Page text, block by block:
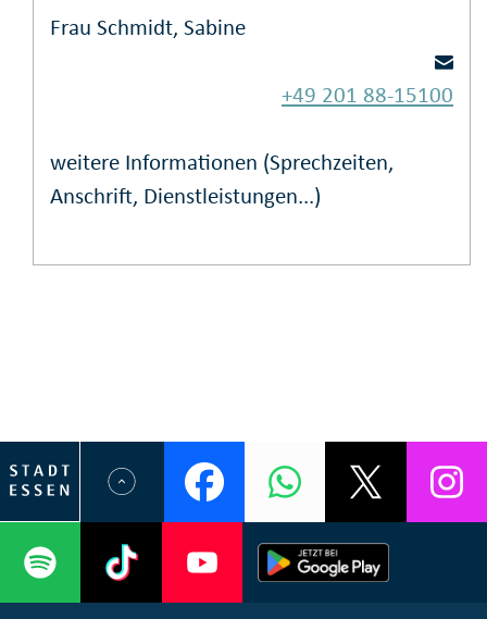
Frau Schmidt, Sabine
+49 201 88-15100
weitere Informationen (Sprechzeiten,
Anschrift, Dienstleistungen...)